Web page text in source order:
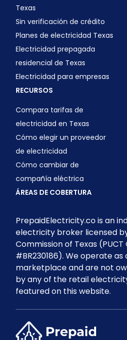
Texas
Sin verificación de crédito
Planes de electricidad Texas
Electricidad prepagada
residencial de Texas
Electricidad para empresas
RECURSOS
Compara tarifas de
electricidad en Texas
Cómo elegir un proveedor
de electricidad
Cómo cambiar de
compañía eléctrica
ÁREAS DE COBERTURA
PrepaidElectricity.co is an
electricity broker licensed
Commission of Texas
#BR230186). We operate
marketplace and are not
by any of the retail
featured on this website.